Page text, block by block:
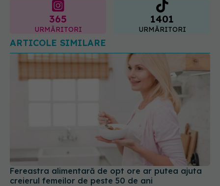
365
URMĂRITORI
1401
URMĂRITORI
ARTICOLE SIMILARE
Fereastra alimentară de opt ore ar putea ajuta
creierul femeilor de peste 50 de ani